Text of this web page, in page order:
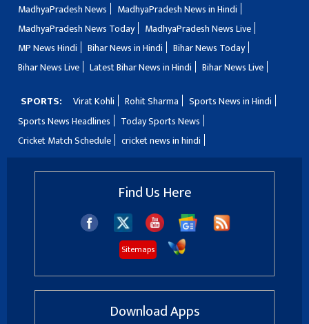
MadhyaPradesh News
MadhyaPradesh News in Hindi
MadhyaPradesh News Today
MadhyaPradesh News Live
MP News Hindi
Bihar News in Hindi
Bihar News Today
Bihar News Live
Latest Bihar News in Hindi Bihar News Live
SPORTS: Virat Kohli Rohit Sharma
Sports News in Hindi
Sports News Headlines
Today Sports News
Cricket Match Schedule
cricket news in hindi
Find Us Here
Sitemaps
Download Apps